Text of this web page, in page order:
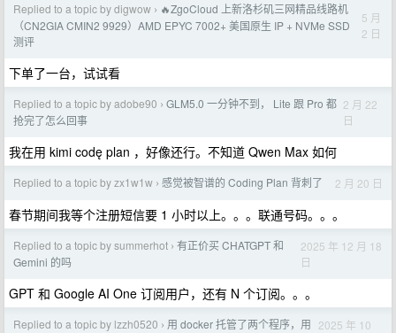
Replied to a topic by digwow › 🔥ZgoCloud 上新洛杉矶三网精品线路机
（CN2GIA CMIN2 9929）AMD EPYC 7002+ 美国原生 IP + NVMe SSD
测评
5 月
2 日
下单了一台，试试看
Replied to a topic by adobe90 › GLM5.0 一分钟不到， Lite 跟 Pro 都
抢完了怎么回事
2 月 22
日
我在用 kimi codę plan ，好像还行。不知道 Qwen Max 如何
Replied to a topic by zx1w1w › 感觉被智谱的 Coding Plan 背刺了 2 月 20 日
春节期间我等个注册短信要 1 小时以上。。。联通号码。。。
Replied to a topic by summerhot › 有正价买 CHATGPT 和
Gemini 的吗
2025 年 12 月 18
日
GPT 和 Google AI One 订阅用户，还有 N 个订阅。。。
Replied to a topic by lzzh0520 › 用 docker 托管了两个程序，用 2025 年 10